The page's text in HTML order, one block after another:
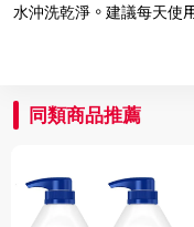
水沖洗乾淨。建議每天使
同類商品推薦